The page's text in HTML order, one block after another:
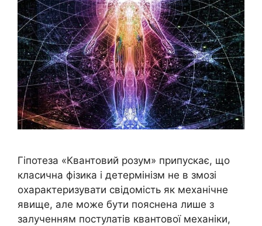
Гіпотеза «Квантовий розум» припускає, що
класична фізика і детермінізм не в змозі
охарактеризувати свідомість як механічне
явище, але може бути пояснена лише з
залученням постулатів квантової механіки,